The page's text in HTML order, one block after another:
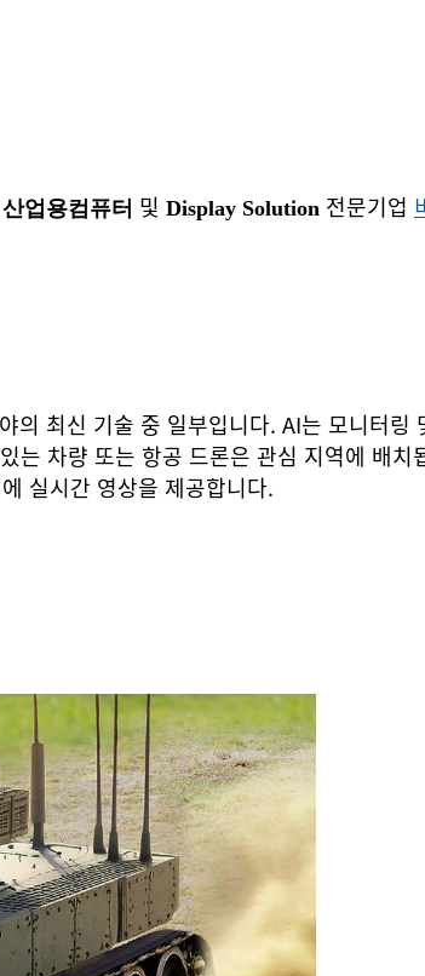
산업용컴퓨터 및 Display Solution 전문기업
의 최신 기술 중 일부입니다. AI는 모니터
는 차량 또는 항공 드론은 관심 지역에 배
실시간 영상을 제공합니다.